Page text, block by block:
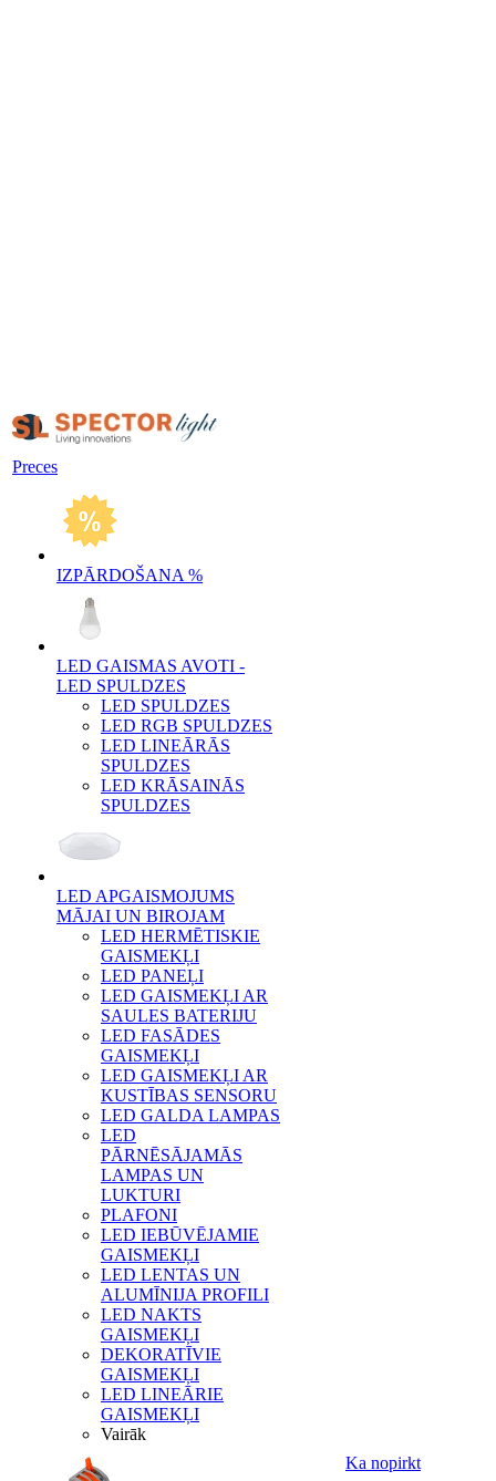
Preces
IZPĀRDOŠANA %
LED GAISMAS AVOTI -
LED SPULDZES
LED SPULDZES
LED RGB SPULDZES
LED LINEĀRĀS
SPULDZES
LED KRĀSAINĀS
SPULDZES
LED APGAISMOJUMS
MĀJAI UN BIROJAM
LED HERMĒTISKIE
GAISMEKĻI
LED PANEĻI
LED GAISMEKĻI AR
SAULES BATERIJU
LED FASĀDES
GAISMEKĻI
LED GAISMEKĻI AR
KUSTĪBAS SENSORU
LED GALDA LAMPAS
LED
PĀRNĒSĀJAMĀS
LAMPAS UN
LUKTURI
PLAFONI
LED IEBŪVĒJAMIE
GAISMEKĻI
LED LENTAS UN
ALUMĪNIJA PROFILI
LED NAKTS
GAISMEKĻI
DEKORATĪVIE
GAISMEKĻI
LED LINEĀRIE
GAISMEKĻI
Vairāk
Ka nopirkt